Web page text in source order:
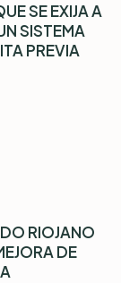
SE EXIJA A
SISTEMA
PREVIA
RIOJANO
DE